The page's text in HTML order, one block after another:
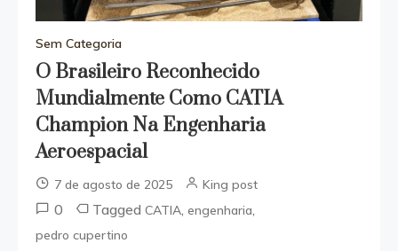
Sem Categoria
O Brasileiro Reconhecido
Mundialmente Como CATIA
Champion Na Engenharia
Aeroespacial
7 de agosto de 2025 King post
0 Tagged CATIA engenharia
pedro cupertino